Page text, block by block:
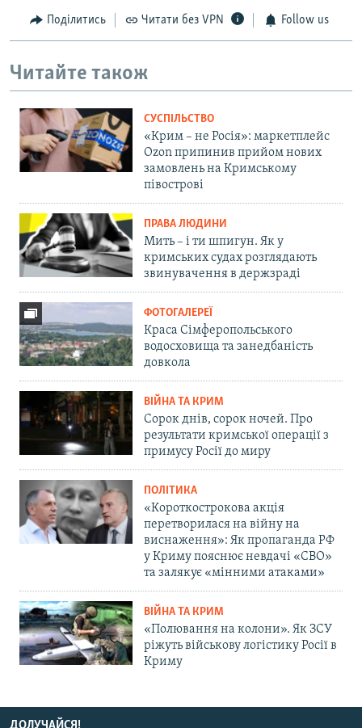
Поділитись Читати без VPN Follow us
Читайте також
СУСПІЛЬСТВО
«Крим – не Росія»: маркетплейс
Ozon припинив прийом нових
замовлень на Кримському
півострові
ПРАВА ЛЮДИНИ
Мить – і ти шпигун. Як у
кримських судах розглядають
звинувачення в держзраді
ФОТОГАЛЕРЕЇ
Краса Сімферопольського
водосховища та занедбаність
довкола
ВІЙНА ТА КРИМ
Сорок днів, сорок ночей. Про
результати кримської операції з
примусу Росії до миру
ПОЛІТИКА
«Короткострокова акція
перетворилася на війну на
виснаження»: Як пропаганда РФ
у Криму пояснює невдачі «СВО»
та залякує «мінними атаками»
ВІЙНА ТА КРИМ
«Полювання на колони». Як ЗСУ
ріжуть військову логістику Росії в
Криму